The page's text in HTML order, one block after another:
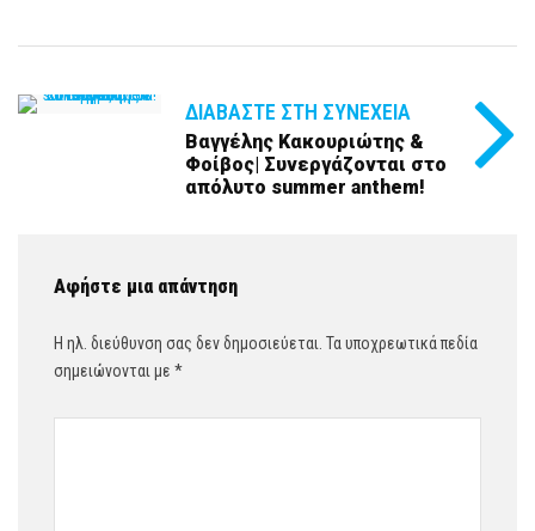
ΔΙΑΒΆΣΤΕ ΣΤΗ ΣΥΝΈΧΕΙΑ
Βαγγέλης Κακουριώτης &
Φοίβος| Συνεργάζονται στο
απόλυτο summer anthem!
Αφήστε μια απάντηση
Η ηλ. διεύθυνση σας δεν δημοσιεύεται. Τα υποχρεωτικά πεδία
σημειώνονται με *